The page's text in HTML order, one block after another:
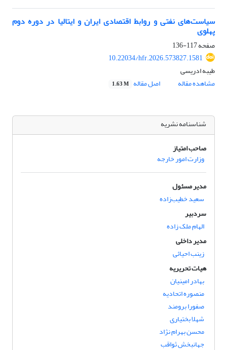
سیاست‌های نفتی و روابط اقتصادی ایران و ایتالیا در دوره دوم
پهلوی
صفحه117-136
10.22034/hfr.2026.573827.1581
طیبه ادریسی
مشاهده مقاله
اصل مقاله 1.63 M
شناسنامه نشریه
صاحب امتیاز
وزارت امور خارجه
مدیر مسئول
سعید خطیب‌زاده
سردبیر
الهام ملک زاده
مدیر داخلی
زینب احیائی
هیات تحریریه
بهادر امینیان
منصوره اتحادیه
صفورا برومند
شهلا بختیاری
محسن بهرام نژاد
جهانبخش ثواقب